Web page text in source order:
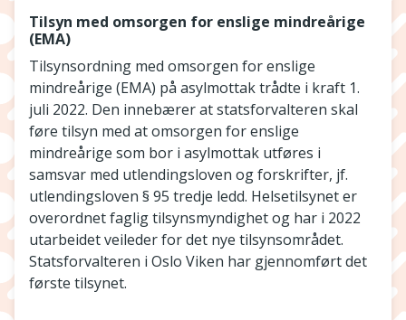
Tilsyn med omsorgen for enslige mindreårige
(EMA)
Tilsynsordning med omsorgen for enslige
mindreårige (EMA) på asylmottak trådte i kraft 1.
juli 2022. Den innebærer at statsforvalteren skal
føre tilsyn med at omsorgen for enslige
mindreårige som bor i asylmottak utføres i
samsvar med utlendingsloven og forskrifter, jf.
utlendingsloven § 95 tredje ledd. Helsetilsynet er
overordnet faglig tilsynsmyndighet og har i 2022
utarbeidet veileder for det nye tilsynsområdet.
Statsforvalteren i Oslo Viken har gjennomført det
første tilsynet.